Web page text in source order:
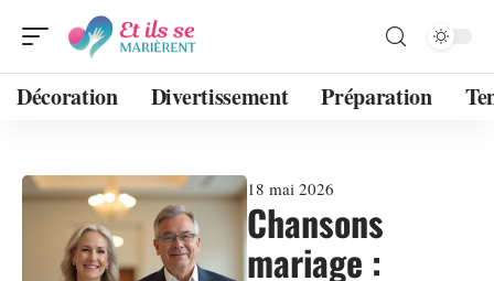
Décoration Divertissement Préparation
18 mai 2026
Chansons
mariage :